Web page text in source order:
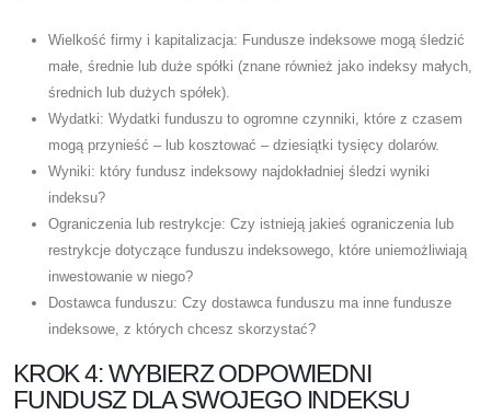
Wielkość firmy i kapitalizacja: Fundusze indeksowe mogą śledzić
małe, średnie lub duże spółki (znane również jako indeksy małych,
średnich lub dużych spółek).
Wydatki: Wydatki funduszu to ogromne czynniki, które z czasem
mogą przynieść – lub kosztować – dziesiątki tysięcy dolarów.
Wyniki: który fundusz indeksowy najdokładniej śledzi wyniki
indeksu?
Ograniczenia lub restrykcje: Czy istnieją jakieś ograniczenia lub
restrykcje dotyczące funduszu indeksowego, które uniemożliwiają
inwestowanie w niego?
Dostawca funduszu: Czy dostawca funduszu ma inne fundusze
indeksowe, z których chcesz skorzystać?
KROK 4: WYBIERZ ODPOWIEDNI
FUNDUSZ DLA SWOJEGO INDEKSU